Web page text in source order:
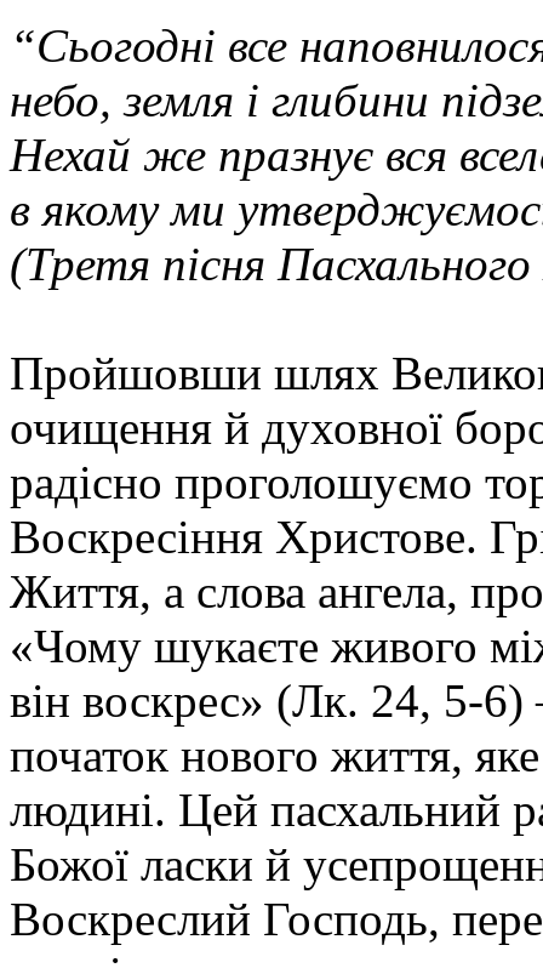
“Сьогодні все
небо, земля і глибини
Нехай же празнує вся
в якому ми
(Третя пісня
Пройшовши шлях
очищення й духовної
радісно проголошуємо
Воскресіння Христове.
Життя, а слова ангела,
«Чому шукаєте живого
він воскрес» (Лк. 24, 5-
початок нового життя,
людині. Цей пасхальний
Божої ласки й
Воскреслий Господь,